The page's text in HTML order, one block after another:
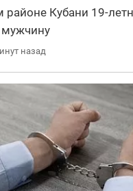
Кубани 19-
мужчину
назад